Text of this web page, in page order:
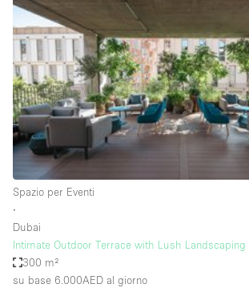
Camere Multiple
Camerini di prova
Concierge
Cucina
Elettricità
Esposizione di Automobili
Giardino
Impianto audiovisivo
Industriale
Spazio per Eventi
∙
Dubai
Intimate Outdoor Terrace with Lush Landscaping
300 m²
su base 6.000AED al giorno